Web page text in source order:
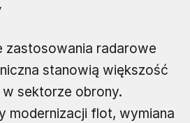
zastosowania radarowe
stanowią większość
w sektorze obrony.
modernizacji flot, wymiana